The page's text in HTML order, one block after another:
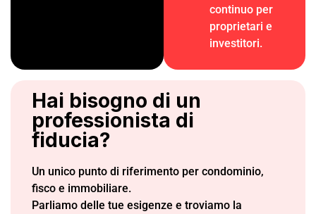
continuo per
proprietari e
investitori.
Hai bisogno di un
professionista di
fiducia?
Un unico punto di riferimento per condominio,
fisco e immobiliare.
Parliamo delle tue esigenze e troviamo la